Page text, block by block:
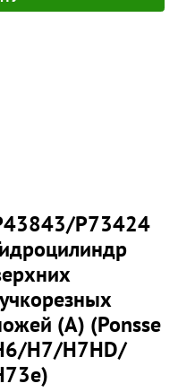
P73424
(А) (Ponsse
H7/H7HD/